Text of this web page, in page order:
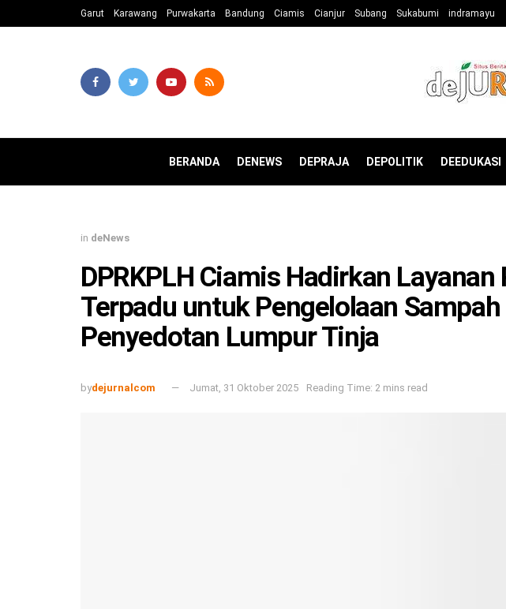
Garut Karawang Purwakarta Bandung Ciamis Cianjur Subang Sukabumi indramayu
BERANDA DENEWS DEPRAJA DEPOLITIK DEEDUKASI
in deNews
DPRKPLH Ciamis Hadirkan Layanan
Terpadu untuk Pengelolaan Sampah
Penyedotan Lumpur Tinja
bydejurnalcom Jumat, 31 Oktober 2025 Reading Time: 2 mins read